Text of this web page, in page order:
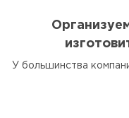
У большинства